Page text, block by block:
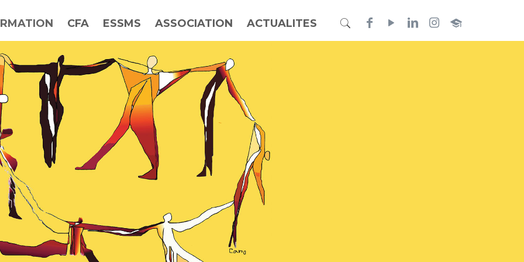
CFA ESSMS ASSOCIATION ACTUALITES